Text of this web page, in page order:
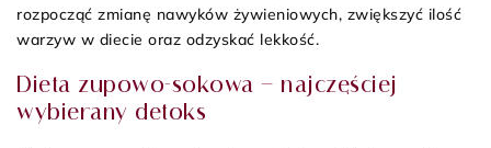
rozpocząć zmianę nawyków żywieniowych, zwiększyć ilość
warzyw w diecie oraz odzyskać lekkość.
Dieta zupowo-sokowa – najczęściej
wybierany detoks